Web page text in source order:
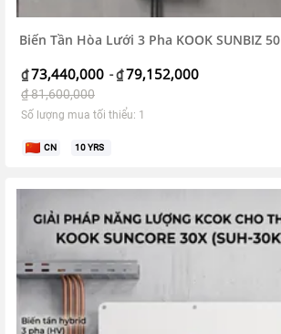
Biến Tần Hòa Lưới 3 Pha KOOK SUNBIZ 50
₫73,440,000 -₫79,152,000
₫81,600,000
Số lượng mua tối thiểu: 1
CN 10YRS